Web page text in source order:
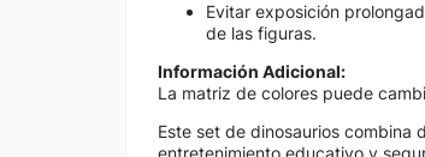
Evitar exposición
de las figuras.
Información Adicional:
La matriz de colores puede
Este set de dinosaurios combina
entretenimiento educativo y